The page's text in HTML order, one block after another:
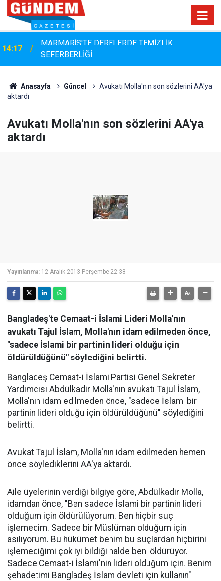
13:23
Bayram Arıcı: "Biz Bir Aileyiz" Anlayışıyla 12 Yılı
Aşan Muhtarlık Hizmeti
Anasayfa Güncel
Avukatı Molla'nın son sözlerini AA'ya
aktardı
Avukatı Molla'nın son sözlerini AA'ya
aktardı
Yayınlanma: 12 Aralık 2013 Perşembe 22:38
Bangladeş'te Cemaat-i İslami Lideri Molla'nın
avukatı Tajul İslam, Molla'nın idam edilmeden önce,
"sadece İslami bir partinin lideri olduğu için
öldürüldüğünü" söylediğini belirtti.
Bangladeş Cemaat-i İslami Partisi Genel Sekreter
Yardımcısı Abdülkadir Molla'nın avukatı Tajul İslam,
Molla'nın idam edilmeden önce, "sadece İslami bir
partinin lideri olduğu için öldürüldüğünü" söylediğini
belirtti.
Avukat Tajul İslam, Molla'nın idam edilmeden hemen
önce söylediklerini AA'ya aktardı.
Aile üyelerinin verdiği bilgiye göre, Abdülkadir Molla,
idamdan önce, "Ben sadece İslami bir partinin lideri
olduğum için öldürülüyorum. Ben hiçbir suç
işlemedim. Sadece bir Müslüman olduğum için
asılıyorum. Bu hükümet benim bu suçlardan hiçbirini
işlemediğimi çok iyi bildiği halde beni öldürüyor.
Sadece Cemaat-i İslami'nin lideri olduğum için. Benim
şehadetimi Bangladeş İslam devleti için kullanın"